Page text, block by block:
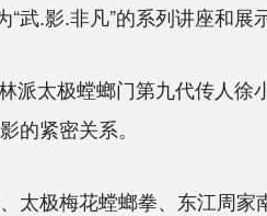
.影.非凡”的系列讲座和展示
太极螳螂门第九代传人徐
的紧密关系。
极梅花螳螂拳、东江周家